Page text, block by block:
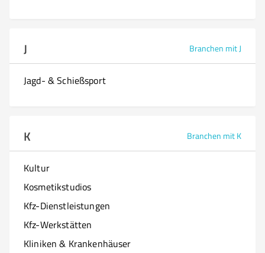
J Branchen mit J
Jagd- & Schießsport
K Branchen mit K
Kultur
Kosmetikstudios
Kfz-Dienstleistungen
Kfz-Werkstätten
Kliniken & Krankenhäuser